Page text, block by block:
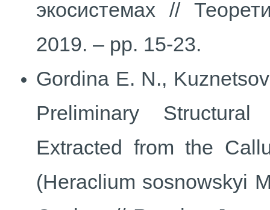
экосистемах //
2019. – pp. 15-23.
Gordina E. N.,
Preliminary
Extracted from the
(Heraclium sosnowskyi